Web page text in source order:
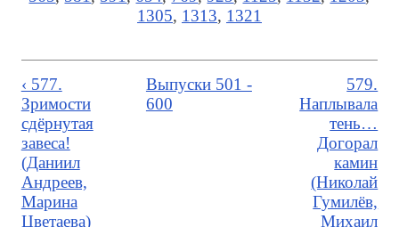
1305, 1313, 1321
‹ 577.
Зримости
сдёрнутая
завеса!
(Даниил
Андреев,
Марина
Цветаева)
Выпуски 501 -
600
579.
Наплывала
тень…
Догорал
камин
(Николай
Гумилёв,
Михаил